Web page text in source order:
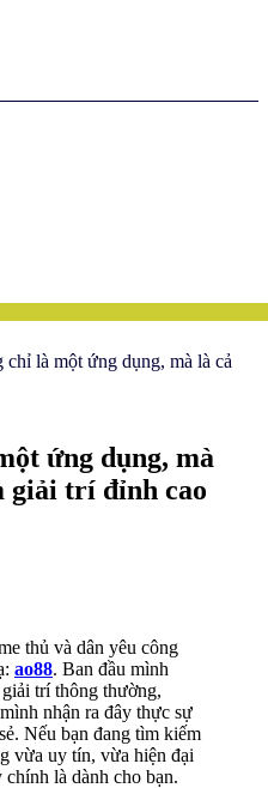
chỉ là một ứng dụng, mà là cả
ứng dụng, mà
giải trí đỉnh cao
thủ và dân yêu công
ao88. Ban đầu mình
trí thông thường,
nhận ra đây thực sự
Nếu bạn đang tìm kiếm
vừa uy tín, vừa hiện đại
là dành cho bạn.